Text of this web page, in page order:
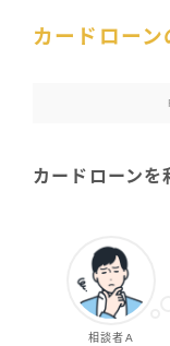
カードロー
カードローンを
相談者A